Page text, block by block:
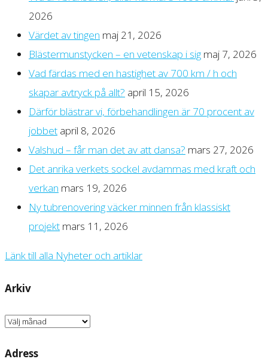
2026
Värdet av tingen maj 21, 2026
Blästermunstycken – en vetenskap i sig maj 7, 2026
Vad färdas med en hastighet av 700 km / h och
skapar avtryck på allt? april 15, 2026
Därför blästrar vi, förbehandlingen är 70 procent av
jobbet april 8, 2026
Valshud – får man det av att dansa? mars 27, 2026
Det anrika verkets sockel avdammas med kraft och
verkan mars 19, 2026
Ny tubrenovering väcker minnen från klassiskt
projekt mars 11, 2026
Länk till alla Nyheter och artiklar
Arkiv
Arkiv
Adress